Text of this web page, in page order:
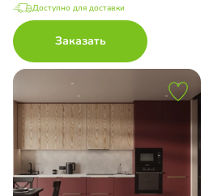
Доступно для доставки
Заказать